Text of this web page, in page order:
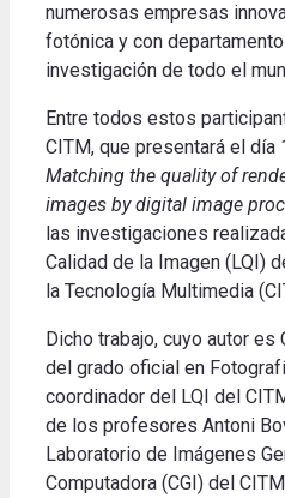
numerosas empresas
fotónica y con
investigación de todo el
Entre todos estos
CITM, que presentará el día
Matching the quality of
images by digital image
las investigaciones
Calidad de la Imagen (LQI)
la Tecnología Multimedia
Dicho trabajo, cuyo autor
del grado oficial en
coordinador del LQI del
de los profesores Antoni
Laboratorio de Imágenes
Computadora (CGI) del